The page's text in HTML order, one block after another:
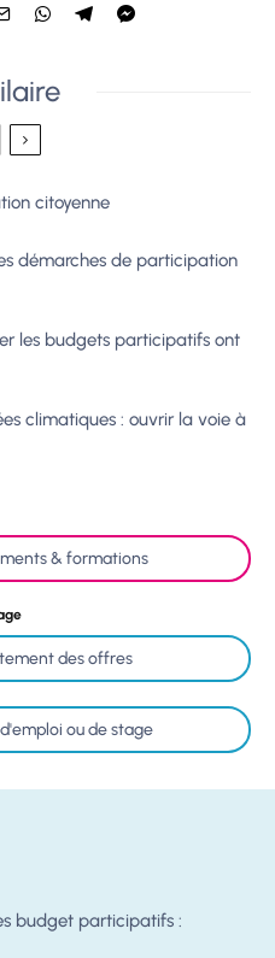
citoyenne
démarches de participation
les budgets participatifs ont
climatiques : ouvrir la voie à
& formations
des offres
ou de stage
budget participatifs :